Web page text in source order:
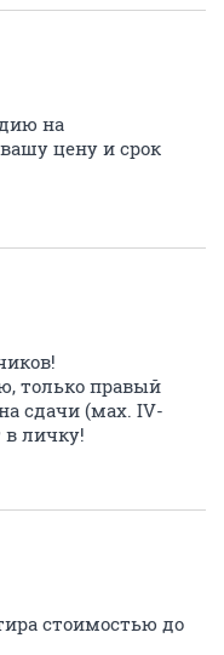
на
цену и срок
только правый
сдачи (мах. IV-
в личку!
стоимостью до